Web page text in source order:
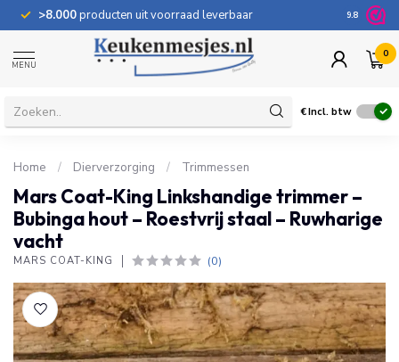
>8.000producten uit voorraad leverbaar 100
9.8
MENU
0
€Incl. btw
Home / Dierverzorging / Trimmessen
Mars Coat-King Linkshandige trimmer –
Bubinga hout – Roestvrij staal – Ruwharige
vacht
MARS COAT-KING (0)